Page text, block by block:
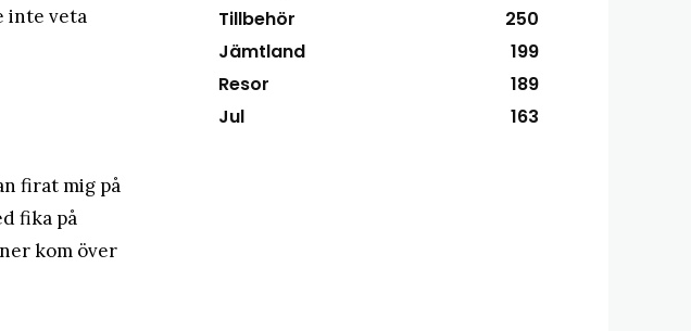
inte veta
firat mig på
fika på
kom över
Tillbehör
250
Jämtland
199
Resor
189
Jul
163